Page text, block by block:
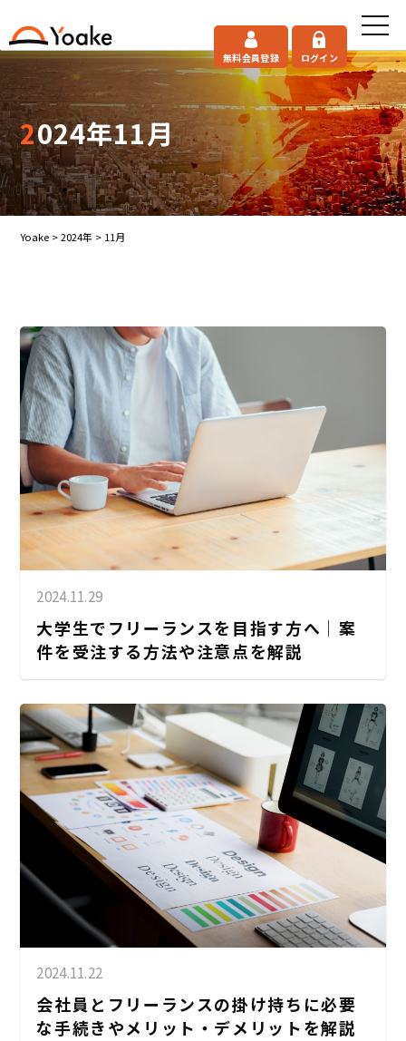
無料会員登録 ログイン
2024年11月
Yoake >2024年 > 11月
2024.11.29
大学生でフリーランスを目指す方へ│案
件を受注する方法や注意点を解説
2024.11.22
会社員とフリーランスの掛け持ちに必要
な手続きやメリット・デメリットを解説